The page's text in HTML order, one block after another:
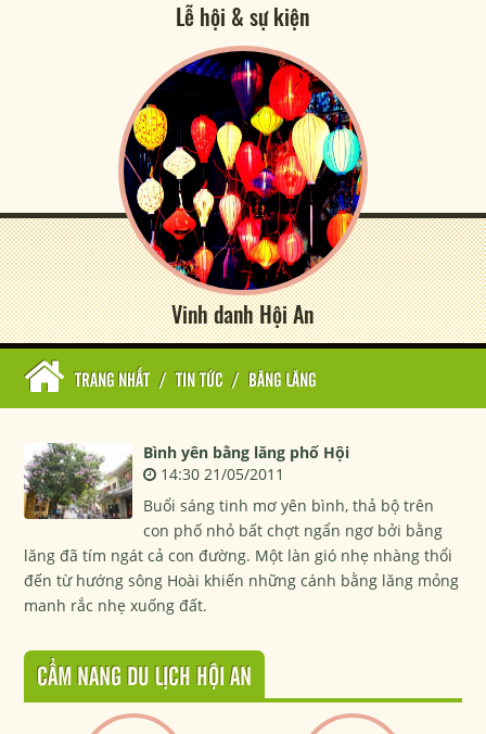
Lễ hội & sự kiện
Vinh danh Hội An
TRANG NHẤT / TIN TỨC / BĂNG LĂNG
Bình yên bằng lăng phố Hội
14:30 21/05/2011
Buổi sáng tinh mơ yên bình, thả bộ trên
con phố nhỏ bất chợt ngẩn ngơ bởi bằng
lăng đã tím ngát cả con đường. Một làn gió nhẹ nhàng thổi
đến từ hướng sông Hoài khiến những cánh bằng lăng mỏng
manh rắc nhẹ xuống đất.
CẨM NANG DU LỊCH HỘI AN